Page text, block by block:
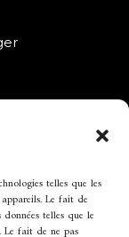
telles que les
Le fait de
telles que le
Le fait de ne pas